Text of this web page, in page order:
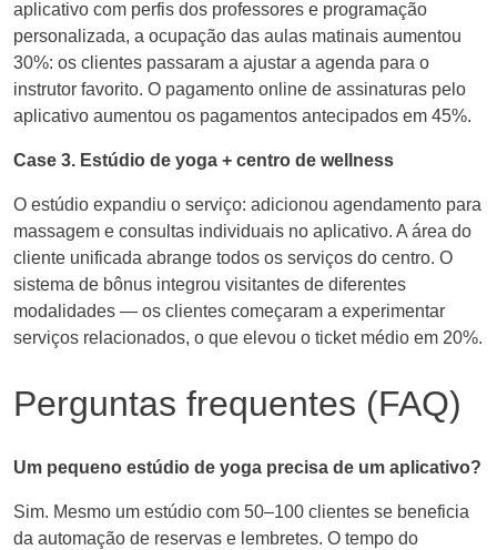
aplicativo com perfis dos professores e programação
personalizada, a ocupação das aulas matinais aumentou
30%: os clientes passaram a ajustar a agenda para o
instrutor favorito. O pagamento online de assinaturas pelo
aplicativo aumentou os pagamentos antecipados em 45%.
Case 3. Estúdio de yoga + centro de wellness
O estúdio expandiu o serviço: adicionou agendamento para
massagem e consultas individuais no aplicativo. A área do
cliente unificada abrange todos os serviços do centro. O
sistema de bônus integrou visitantes de diferentes
modalidades — os clientes começaram a experimentar
serviços relacionados, o que elevou o ticket médio em 20%.
Perguntas frequentes (FAQ)
Um pequeno estúdio de yoga precisa de um aplicativo?
Sim. Mesmo um estúdio com 50–100 clientes se beneficia
da automação de reservas e lembretes. O tempo do